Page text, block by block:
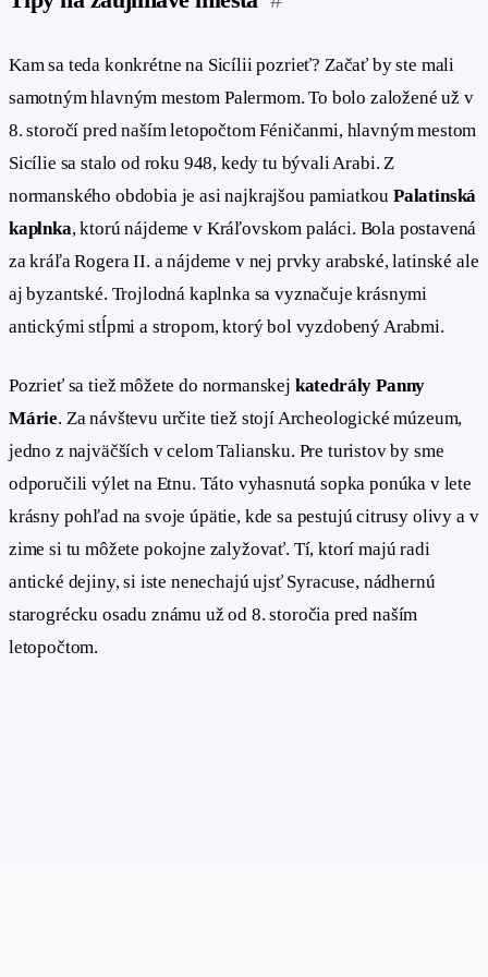
Kam sa teda konkrétne na Sicílii pozrieť? Začať by ste mali
samotným hlavným mestom Palermom. To bolo založené už v
8. storočí pred naším letopočtom Féničanmi, hlavným mestom
Sicílie sa stalo od roku 948, kedy tu bývali Arabi. Z
normanského obdobia je asi najkrajšou pamiatkou Palatinská
kaplnka, ktorú nájdeme v Kráľovskom paláci. Bola postavená
za kráľa Rogera II. a nájdeme v nej prvky arabské, latinské ale
aj byzantské. Trojlodná kaplnka sa vyznačuje krásnymi
antickými stĺpmi a stropom, ktorý bol vyzdobený Arabmi.
Pozrieť sa tiež môžete do normanskej katedrály Panny
Márie. Za návštevu určite tiež stojí Archeologické múzeum,
jedno z najväčších v celom Taliansku. Pre turistov by sme
odporučili výlet na Etnu. Táto vyhasnutá sopka ponúka v lete
krásny pohľad na svoje úpätie, kde sa pestujú citrusy olivy a v
zime si tu môžete pokojne zalyžovať. Tí, ktorí majú radi
antické dejiny, si iste nenechajú ujsť Syracuse, nádhernú
starogrécku osadu známu už od 8. storočia pred naším
letopočtom.